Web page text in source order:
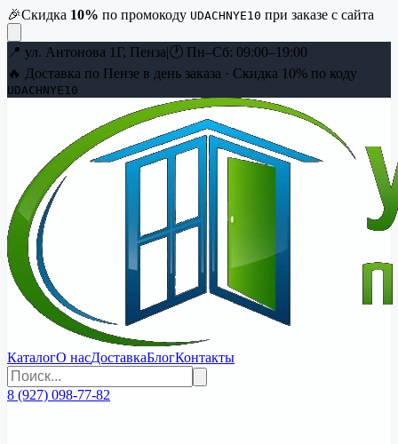
🎉Скидка 10% по промокоду UDACHNYE10 при заказе с сайта
📍 ул. Антонова 1Г, Пенза|🕐 Пн–Сб: 09:00–19:00
🔥 Доставка по Пензе в день заказа · Скидка 10% по коду
UDACHNYE10
КаталогО насДоставкаБлогКонтакты
8 (927) 098-77-82